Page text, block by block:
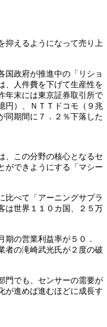
抑えるようになって売り上
国政府が推進中の「リショ
、人件費を下げて生産性を
年末には東京証券取引所で
円）、ＮＴＴドコモ（９兆
同期間に７．２％下落した
、この分野の核心となるセ
ができようにする「マシー
比べて「アーニングサプラ
は世界１１０カ国、２５万
の営業利益率が５０．
者の滝崎武光氏が２度の破
門でも、センサーの需要が
が進めば進むほどに成長す